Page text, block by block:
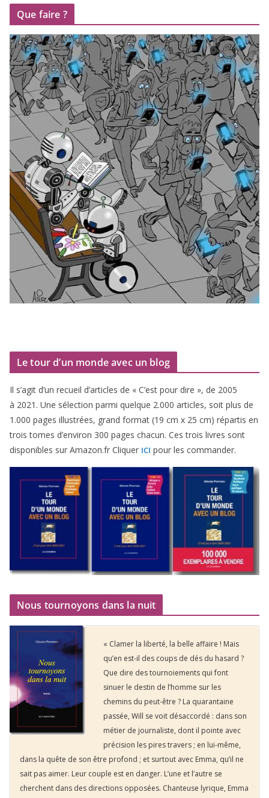
Que faire ?
Le tour d’un monde avec un blog
Il s’agit d’un recueil d’ar­ticles de « C’est pour dire », de 2005
à 2021 . Une sélec­tion par­mi quelque 2.000 articles, soit plus de
1 .000 pages illus­trées, grand for­mat (19 cm x 25 cm) répar­tis en
trois tomes d’environ 300 pages cha­cun. Ces trois livres sont
dis­po­nibles sur Amazon​.fr Cliquer ICI pour les commander.
Nous tournoyons dans la nuit
« Clamer la liberté, la belle affaire ! Mais
qu’en est-il des coups de dés du hasard ?
Que dire des tournoiements qui font
sinuer le destin de l’homme sur les
chemins du peut-être ? La quarantaine
passée, Will se voit désaccordé : dans son
métier de journaliste, dont il pointe avec
précision les pires travers ; en lui-même,
dans la quête de son être profond ; et surtout avec Emma, qu’il ne
sait pas aimer. Leur couple est en danger. L’une et l’autre se
cherchent dans des directions opposées. Chanteuse lyrique, Emma